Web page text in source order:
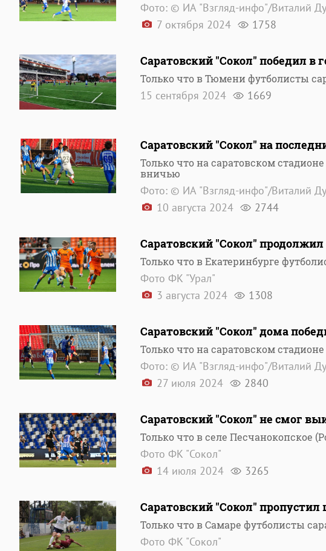
Фото: © ИА "Взгляд-инфо"/Виталий
7 октября 2024
1758
Саратовский "Сокол" победил в
Только что в Тюмени футболисты
15 сентября 2024 1669
Саратовский "Сокол" на
Только что на саратовском
вничью
Фото: © ИА "Взгляд-инфо"/Виталий
10 августа 2024
2744
Саратовский "Сокол"
Только что в Екатеринбурге
Фото ФК "Урал"
3 августа 2024
1308
Саратовский "Сокол" дома
Только что на саратовском
Фото: © ИА "Взгляд-инфо"/Виталий
27 июля 2024
2840
Саратовский "Сокол" не смог
Только что в селе Песчанокопское
Фото ФК "Сокол"
14 июля 2024
3265
Саратовский "Сокол"
Только что в Самаре футболисты
Фото ФК "Сокол"